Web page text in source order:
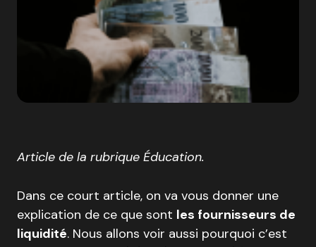
Article de la rubrique Éducation.
Dans ce court article, on va vous donner une
explication de ce que sont les fournisseurs de
liquidité. Nous allons voir aussi pourquoi c’est